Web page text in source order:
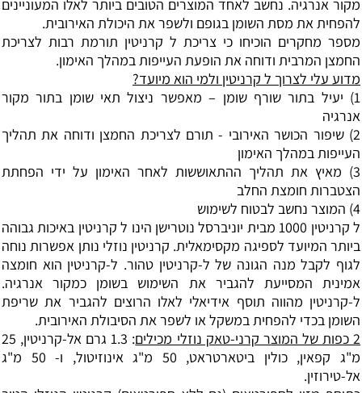
מקור אנרגיה. נחשב לאחד המוצרים הטובים ביותר לאלו המעוניינים
להפחית את מסת השומן בגופם ולשפר את היכולת האירובית.
מספר מחקרים הוכיחו כי צריכת ל קרניטין תורמת רבות לצריכת
החמצן המרבית ודוחה את הופעת העייפות במהלך האימון.
מדוע עלי לצרוך ל קרניטין ולמי הוא מיועד?
1) יעיל בתור שורף שומן – מאפשר ניצול תאי שומן בתור מקור
אנרגיה
2) שיפור הכושר האירובי - תורם לצריכת החמצן ודוחה את תהליך
העייפות במהלך האימון
3) מאיץ את תהליך ההתאוששות לאחר האימון על ידי הפחתת
הצטברות חומצת החלב
4) המוצר נחשב לבטוח לשימוש
ל קרניטין 1000 מבית יוניברסל נוטרישן הינו ל קרניטין באיכות גבוהה
ביותר המיועד לספיגה מקסימאלית. קרניטין נוזלי נותן אפשרות נוחה
לגוף לקבל מנה הגונה של ל-קרניטין טהור. ל-קרניטין הוא חומצה
אמינית המסייעת להגביר את השימוש בשומן כמקור אנרגיה.
ל-קרניטין מהווה תוסף אידיאלי לאלו הרוצים להגביר את שריפת
השומן בכדי להפחית במשקל או לשפר את הסיבולת האירובית.
2 כפות של המוצר קרני-טאק נוזלי מכילים
: 1.3 גרם אל-קרניטין, 25
מ"ג קפאין, כולין ביטארטראט, 50 מ"ג אינוזיטול, ו- 50 מ"ג
אל-טירוזין.